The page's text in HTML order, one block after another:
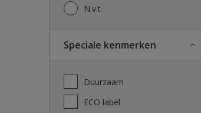
N.v.t
Speciale kenmerken
Duurzaam
ECO label